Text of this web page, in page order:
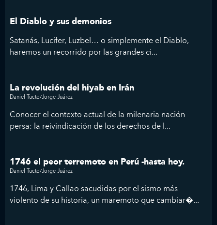
El Diablo y sus demonios
Satanás, Lucifer, Luzbel… o simplemente el Diablo,
haremos un recorrido por las grandes ci...
La revolución del hiyab en Irán
Daniel Tucto/Jorge Juárez
Conocer el contexto actual de la milenaria nación
persa: la reivindicación de los derechos de l...
1746 el peor terremoto en Perú -hasta hoy.
Daniel Tucto/Jorge Juárez
1746, Lima y Callao sacudidas por el sismo más
violento de su historia, un maremoto que cambiar�...